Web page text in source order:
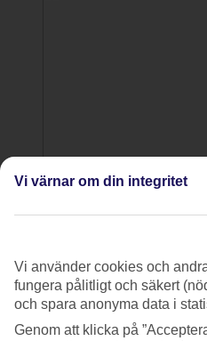
Vi värnar om din integritet
Vi använder cookies och
fungera pålitligt och säkert
och spara anonyma data i
Genom att klicka på